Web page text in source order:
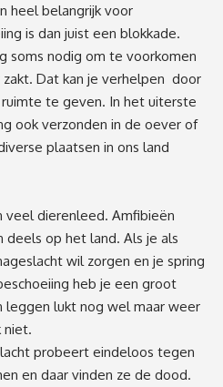
heel belangrijk voor
is dan juist een blokkade.
soms nodig om te voorkomen
Dat kan je verhelpen door
te geven. In het uiterste
ook verzonden in de oever of
plaatsen in ons land
veel dierenleed. Amfibieën
op het land. Als je als
wil zorgen en je spring
heb je een groot
lukt nog wel maar weer
niet.
probeert eindeloos tegen
en daar vinden ze de dood.